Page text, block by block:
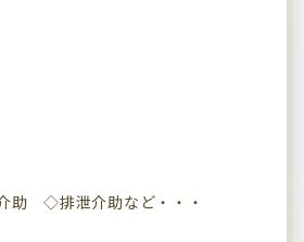
◇排泄介助など・・・